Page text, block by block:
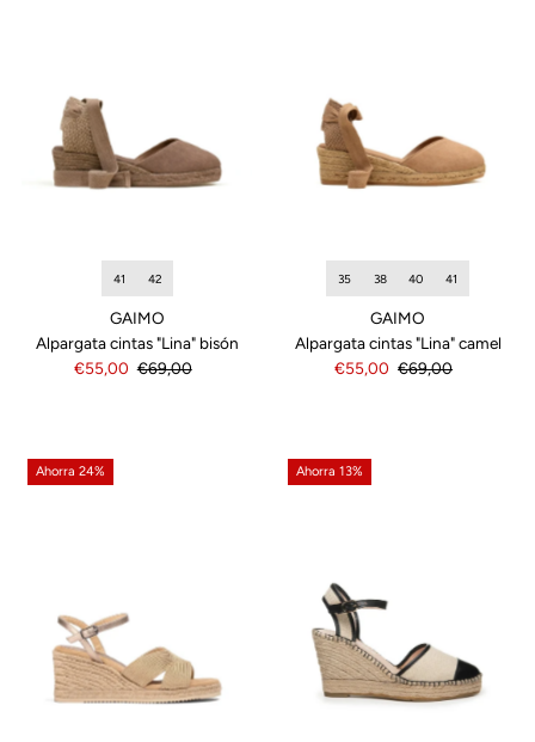
41 42
GAIMO
Alpargata cintas "Lina" bisón
Precio
€55,00 Precio
€69,00
35 38 40 41
GAIMO
Alpargata cintas "Lina" camel
Precio
€55,00 Precio
€69,00
Ahorra 24% Ahorra 13%